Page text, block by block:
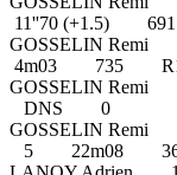
11''70 (+1.5)
GOSSELIN
4m03 735
GOSSELIN
DNS 0
GOSSELIN Remi
5 22m08